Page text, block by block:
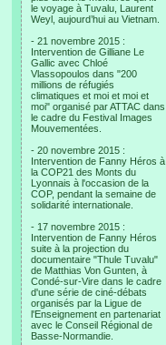
le voyage à Tuvalu, Laurent
Weyl, aujourd’hui au Vietnam.
- 21 novembre 2015 :
Intervention de Gilliane Le
Gallic avec Chloé
Vlassopoulos dans "200
millions de réfugiés
climatiques et moi et moi et
moi" organisé par ATTAC dans
le cadre du Festival Images
Mouvementées.
- 20 novembre 2015 :
Intervention de Fanny Héros à
la COP21 des Monts du
Lyonnais à l'occasion de la
COP, pendant la semaine de
solidarité internationale.
- 17 novembre 2015 :
Intervention de Fanny Héros
suite à la projection du
documentaire "Thule Tuvalu"
de Matthias Von Gunten, à
Condé-sur-Vire dans le cadre
d'une série de ciné-débats
organisés par la Ligue de
l'Enseignement en partenariat
avec le Conseil Régional de
Basse-Normandie.